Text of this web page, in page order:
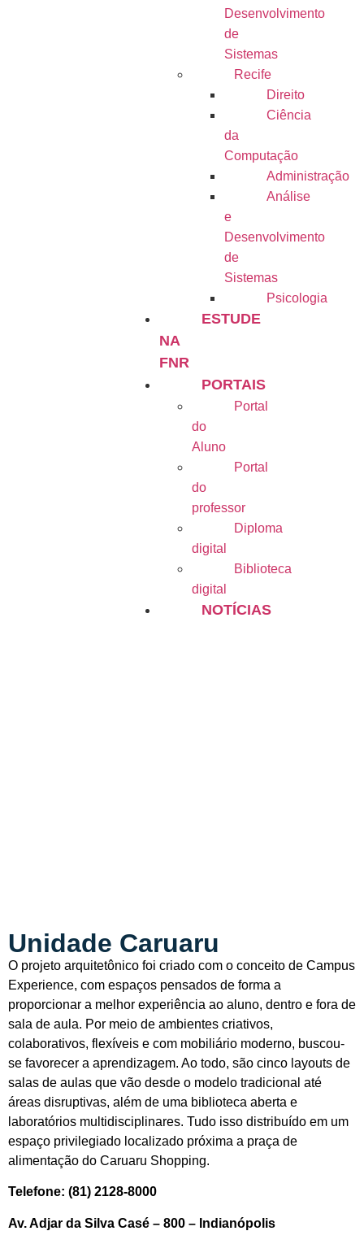
Desenvolvimento
de
Sistemas
Recife
Direito
Ciência
da
Computação
Administração
Análise
e
Desenvolvimento
de
Sistemas
Psicologia
ESTUDE
NA
FNR
PORTAIS
Portal
do
Aluno
Portal
do
professor
Diploma
digital
Biblioteca
digital
NOTÍCIAS
Unidade Caruaru
O projeto arquitetônico foi criado com o conceito de Campus
Experience, com espaços pensados de forma a
proporcionar a melhor experiência ao aluno, dentro e fora de
sala de aula. Por meio de ambientes criativos,
colaborativos, flexíveis e com mobiliário moderno, buscou-
se favorecer a aprendizagem. Ao todo, são cinco layouts de
salas de aulas que vão desde o modelo tradicional até
áreas disruptivas, além de uma biblioteca aberta e
laboratórios multidisciplinares. Tudo isso distribuído em um
espaço privilegiado localizado próxima a praça de
alimentação do Caruaru Shopping.
Telefone: (81) 2128-8000
Av. Adjar da Silva Casé – 800 – Indianópolis